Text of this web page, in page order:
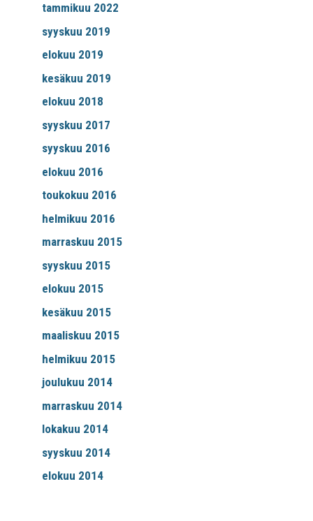
tammikuu 2022
syyskuu 2019
elokuu 2019
kesäkuu 2019
elokuu 2018
syyskuu 2017
syyskuu 2016
elokuu 2016
toukokuu 2016
helmikuu 2016
marraskuu 2015
syyskuu 2015
elokuu 2015
kesäkuu 2015
maaliskuu 2015
helmikuu 2015
joulukuu 2014
marraskuu 2014
lokakuu 2014
syyskuu 2014
elokuu 2014